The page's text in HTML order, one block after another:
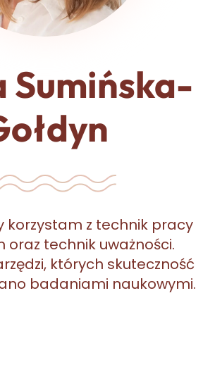
Sumińska-
korzystam z technik pracy
oraz technik uważności.
których skuteczność
badaniami naukowymi.